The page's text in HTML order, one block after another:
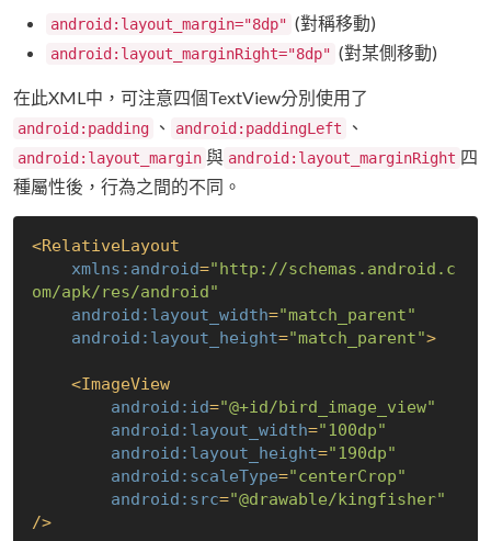
android:layout_margin="8dp" (對稱移動)
android:layout_marginRight="8dp" (對某側移動)
在此XML中，可注意四個TextView分別使用了
android:padding 、 android:paddingLeft 、
android:layout_margin 與 android:layout_marginRight 四
種屬性後，行為之間的不同。
<RelativeLayout
xmlns:android="http://schemas.android.c
om/apk/res/android"
android:layout_width="match_parent"
android:layout_height="match_parent">
<ImageView
android:id="@+id/bird_image_view"
android:layout_width="100dp"
android:layout_height="190dp"
android:scaleType="centerCrop"
android:src="@drawable/kingfisher"
/>